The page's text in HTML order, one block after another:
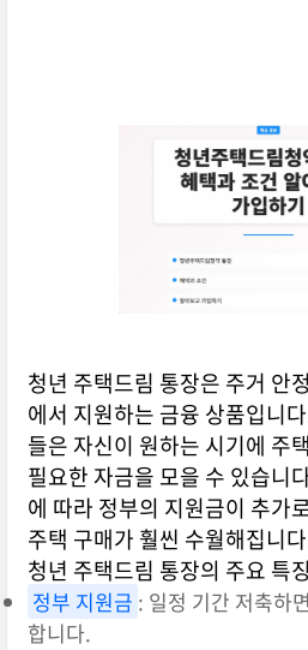
청년 주택드림 통장은 주거 안
에서 지원하는 금융 상품입니
들은 자신이 원하는 시기에 주
필요한 자금을 모을 수 있습니
에 따라 정부의 지원금이 추가
주택 구매가 훨씬 수월해집니
청년 주택드림 통장의 주요 특
정부 지원금 : 일정 기간 저축하
합니다.